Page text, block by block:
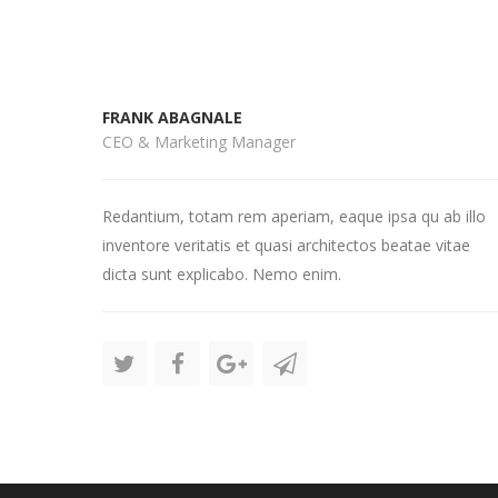
FRANK ABAGNALE
CEO & Marketing Manager
Redantium, totam rem aperiam, eaque ipsa qu ab illo
inventore veritatis et quasi architectos beatae vitae
dicta sunt explicabo. Nemo enim.